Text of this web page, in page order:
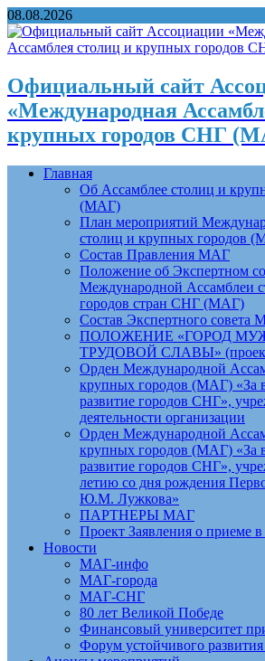
08.08.2026
Официальный сайт
«Международная
крупных городов СНГ
Главная
Об Ассамблее столиц и
(МАГ)
План мероприятий
столиц и крупных городов
Состав Правления МАГ
Положение об Экспертном
Международной Ассамблеи
городов стран СНГ (МАГ)
Состав Экспертного совета
ПОЛОЖЕНИЕ «ГОРОД
ТРУДОВОЙ СЛАВЫ»
Орден Международной
крупных городов (МАГ) «За
развитие городов СНГ»,
деятельности организации
Орден Международной
крупных городов (МАГ) «За
развитие городов СНГ»,
летию со дня рождения
Ю.М. Лужкова»
ПАРТНЕРЫ МАГ
Проект Заявления о приеме
Новости
МАГ-инфо
МАГ-города
МАГ-СНГ
80 лет Великой Победе
Финансовый университет
Форум устойчивого развития